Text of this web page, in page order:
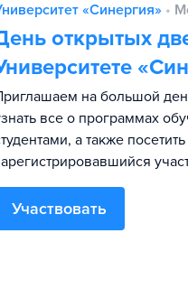
«Синергия» •
открытых
на большой
все о программах
а также
Участвовать